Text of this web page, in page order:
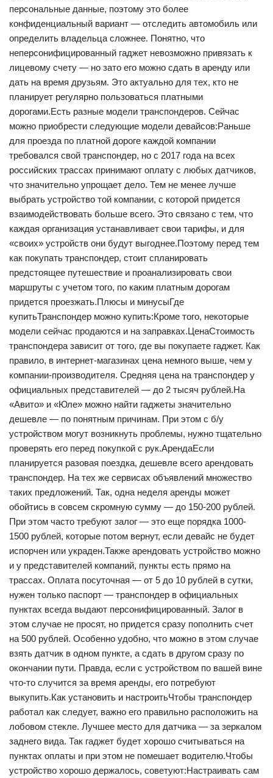
персональные данные, поэтому это более
конфиденциальный вариант — отследить автомобиль или
определить владельца сложнее. Понятно, что
неперсонифицированный гаджет невозможно привязать к
лицевому счету — но зато его можно сдать в аренду или
дать на время друзьям. Это актуально для тех, кто не
планирует регулярно пользоваться платными
дорогами.Есть разные модели транспондеров. Сейчас
можно приобрести следующие модели девайсов:Раньше
для проезда по платной дороге каждой компании
требовался свой транспондер, но с 2017 года на всех
российских трассах принимают оплату с любых датчиков,
что значительно упрощает дело. Тем не менее лучше
выбрать устройство той компании, с которой придется
взаимодействовать больше всего. Это связано с тем, что
каждая организация устанавливает свои тарифы, и для
«своих» устройств они будут выгоднее.Поэтому перед тем
как покупать транспондер, стоит спланировать
предстоящее путешествие и проанализировать свои
маршруты с учетом того, по каким платным дорогам
придется проезжать.Плюсы и минусыГде
купитьТранспондер можно купить:Кроме того, некоторые
модели сейчас продаются и на заправках.ЦенаСтоимость
транспондера зависит от того, где вы покупаете гаджет. Как
правило, в интернет-магазинах цена немного выше, чем у
компании-производителя. Средняя цена на транспондер у
официальных представителей — до 2 тысяч рублей.На
«Авито» и «Юле» можно найти гаджеты значительно
дешевле — по понятным причинам. При этом с б/у
устройством могут возникнуть проблемы, нужно тщательно
проверять его перед покупкой с рук.АрендаЕсли
планируется разовая поездка, дешевле всего арендовать
транспондер. На тех же сервисах объявлений множество
таких предложений. Так, одна неделя аренды может
обойтись в совсем скромную сумму — до 150-200 рублей.
При этом часто требуют залог — это еще порядка 1000-
1500 рублей, которые потом вернут, если девайс не будет
испорчен или украден.Также арендовать устройство можно
и у представителей компаний, пункты есть прямо на
трассах. Оплата посуточная — от 5 до 10 рублей в сутки,
нужен только паспорт — транспондер в официальных
пунктах всегда выдают персонифицированный. Залог в
этом случае не просят, но придется сразу пополнить счет
на 500 рублей. Особенно удобно, что можно в этом случае
взять датчик в одном пункте, а сдать в другом сразу по
окончании пути. Правда, если с устройством по вашей вине
что-то случится за время аренды, его потребуют
выкупить.Как установить и настроитьЧтобы транспондер
работал как следует, важно его правильно расположить на
лобовом стекле. Лучшее место для датчика — за зеркалом
заднего вида. Так гаджет будет хорошо считываться на
пунктах оплаты и при этом не помешает водителю.Чтобы
устройство хорошо держалось, советуют:Настраивать сам